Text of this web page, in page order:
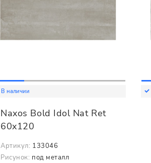
В наличии
Naxos Bold Idol Nat Ret
60x120
Артикул: 133046
Рисунок: под металл